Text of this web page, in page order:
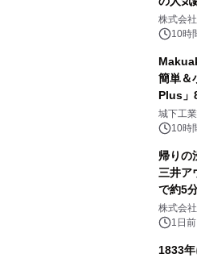
ラボレ
ボグッ
株式会
10時
簡単＆
Plus」
ーブル
ぐっと
城下工
10時
帰りの
三井ア
で約5
メニュ
株式会
1日前
1833